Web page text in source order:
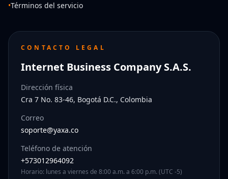
•Términos del servicio
CONTACTO LEGAL
Internet Business Company S.A.S.
Dirección física
Cra 7 No. 83-46, Bogotá D.C., Colombia
Correo
soporte@yaxa.co
Teléfono de atención
+573012964092
Horario: lunes a viernes de 8:00 a.m. a 6:00 p.m. (UTC -5)